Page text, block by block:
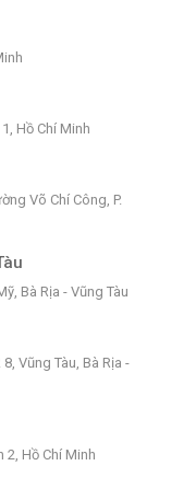
Hồ Chí Minh
Võ Chí Công, P.
Bà Rịa - Vũng Tàu
Vũng Tàu, Bà Rịa -
2, Hồ Chí Minh